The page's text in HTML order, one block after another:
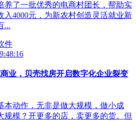
养了一批优秀的电商村团长，帮助实
入4000元，为新农村创造灵活就业新
...
件
业，贝壳找房开启数字化企业裂变
本动作，无非是做大规模，做小成
规模？开更多的店，卖更多的货。但